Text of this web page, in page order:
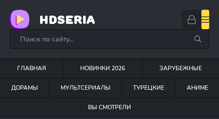
HDSERIA
ГЛАВНАЯ НОВИНКИ 2026 ЗАРУБЕЖНЫЕ
ДОРАМЫ МУЛЬТСЕРИАЛЫ ТУРЕЦКИЕ АНИМЕ
ВЫ СМОТРЕЛИ